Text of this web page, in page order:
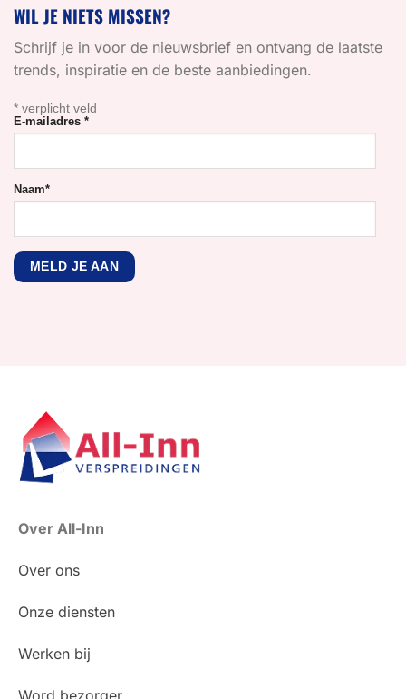
WIL JE NIETS MISSEN?
Schrijf je in voor de nieuwsbrief en ontvang de laatste
trends, inspiratie en de beste aanbiedingen.
* verplicht veld
E-mailadres *
Naam*
Over All-Inn
Over ons
Onze diensten
Werken bij
Word bezorger